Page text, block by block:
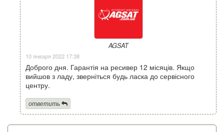
AGSAT
10 января 2022 17:38
Доброго дня. Гарантія на ресивер 12 місяців. Якщо
вийшов з ладу, зверніться будь ласка до сервісного
центру.
ответить